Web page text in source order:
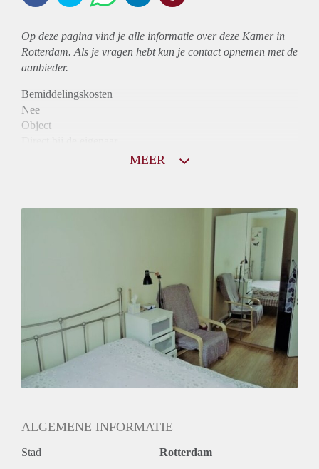
Op deze pagina vind je alle informatie over deze Kamer in
Rotterdam. Als je vragen hebt kun je contact opnemen met de
aanbieder.
Bemiddelingskosten
Nee
Object
Oplevering
Kaal
MEER
ALGEMENE INFORMATIE
Stad Rotterdam